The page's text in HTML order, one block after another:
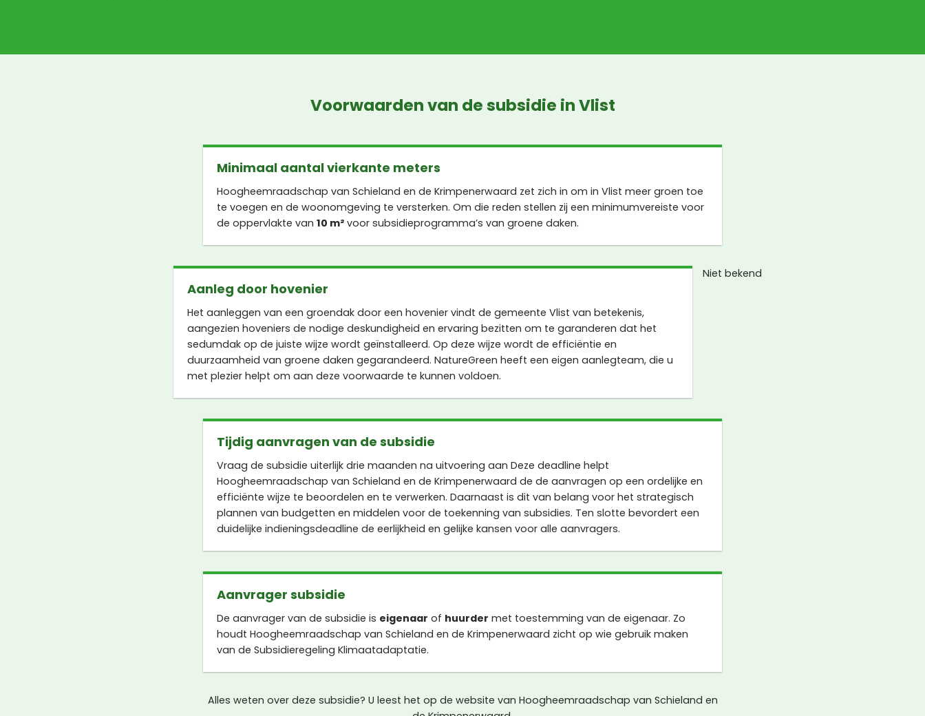
Voorwaarden van de subsidie in Vlist
Minimaal aantal vierkante meters
Hoogheemraadschap van Schieland en de Krimpenerwaard zet zich in om in Vlist meer groen toe
te voegen en de woonomgeving te versterken. Om die reden stellen zij een minimumvereiste voor
de oppervlakte van 10 m² voor subsidieprogramma’s van groene daken.
Aanleg door hovenier
Het aanleggen van een groendak door een hovenier vindt de gemeente Vlist van betekenis,
aangezien hoveniers de nodige deskundigheid en ervaring bezitten om te garanderen dat het
sedumdak op de juiste wijze wordt geïnstalleerd. Op deze wijze wordt de efficiëntie en
duurzaamheid van groene daken gegarandeerd. NatureGreen heeft een eigen aanlegteam, die u
met plezier helpt om aan deze voorwaarde te kunnen voldoen.
Niet bekend
Tijdig aanvragen van de subsidie
Vraag de subsidie uiterlijk drie maanden na uitvoering aan Deze deadline helpt
Hoogheemraadschap van Schieland en de Krimpenerwaard de de aanvragen op een ordelijke en
efficiënte wijze te beoordelen en te verwerken. Daarnaast is dit van belang voor het strategisch
plannen van budgetten en middelen voor de toekenning van subsidies. Ten slotte bevordert een
duidelijke indieningsdeadline de eerlijkheid en gelijke kansen voor alle aanvragers.
Aanvrager subsidie
De aanvrager van de subsidie is eigenaar of huurder met toestemming van de eigenaar. Zo
houdt Hoogheemraadschap van Schieland en de Krimpenerwaard zicht op wie gebruik maken
van de Subsidieregeling Klimaatadaptatie.
Alles weten over deze subsidie? U leest het op de website van Hoogheemraadschap van Schieland en